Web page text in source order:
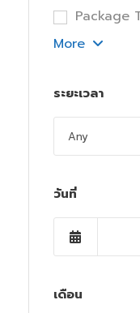
Package
More
ระยะเวลา
วันที่
เดือน